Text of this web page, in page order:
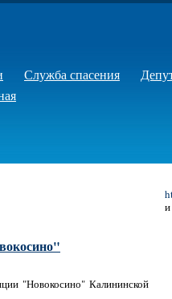
Служба спасения
"Новокосино" Калининской